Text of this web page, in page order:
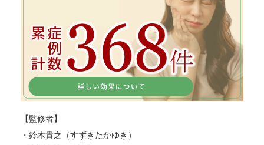
【監修者】
・鈴木貴之（すずきたかゆき）